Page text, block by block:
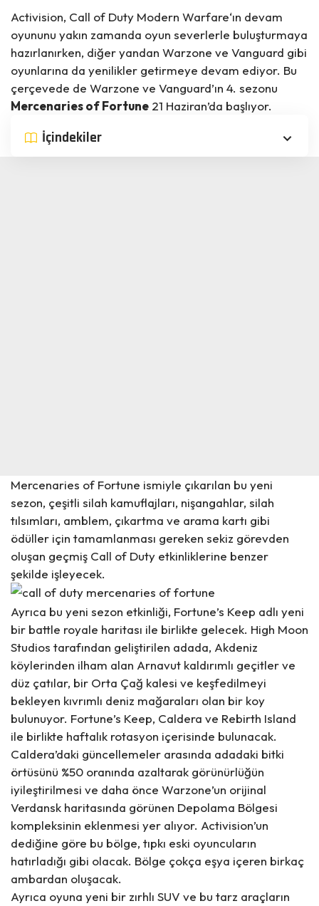
Activision, Call of Duty Modern Warfare‘ın devam
oyununu yakın zamanda oyun severlerle buluşturmaya
hazırlanırken, diğer yandan Warzone ve Vanguard gibi
oyunlarına da yenilikler getirmeye devam ediyor. Bu
çerçevede de Warzone ve Vanguard’ın 4. sezonu
Mercenaries of Fortune 21 Haziran’da başlıyor.
İçindekiler
Mercenaries of Fortune ismiyle çıkarılan bu yeni
sezon, çeşitli silah kamuflajları, nişangahlar, silah
tılsımları, amblem, çıkartma ve arama kartı gibi
ödüller için tamamlanması gereken sekiz görevden
oluşan geçmiş Call of Duty etkinliklerine benzer
şekilde işleyecek.
Ayrıca bu yeni sezon etkinliği, Fortune’s Keep adlı yeni
bir battle royale haritası ile birlikte gelecek. High Moon
Studios tarafından geliştirilen adada, Akdeniz
köylerinden ilham alan Arnavut kaldırımlı geçitler ve
düz çatılar, bir Orta Çağ kalesi ve keşfedilmeyi
bekleyen kıvrımlı deniz mağaraları olan bir koy
bulunuyor. Fortune’s Keep, Caldera ve Rebirth Island
ile birlikte haftalık rotasyon içerisinde bulunacak.
Caldera’daki güncellemeler arasında adadaki bitki
örtüsünü %50 oranında azaltarak görünürlüğün
iyileştirilmesi ve daha önce Warzone’un orijinal
Verdansk haritasında görünen Depolama Bölgesi
kompleksinin eklenmesi yer alıyor. Activision’un
dediğine göre bu bölge, tıpkı eski oyuncuların
hatırladığı gibi olacak. Bölge çokça eşya içeren birkaç
ambardan oluşacak.
Ayrıca oyuna yeni bir zırhlı SUV ve bu tarz araçların